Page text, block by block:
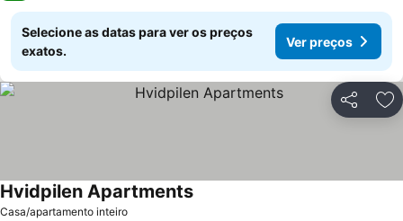
Selecione as datas para ver os preços
exatos.
Ver preços
Partilhar
Casa/apartamento inteiro
Hvidpilen Apartments